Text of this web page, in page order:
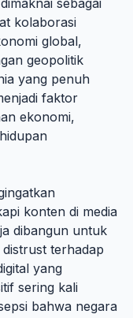
sebagai
kolaborasi
global,
geopolitik
yang penuh
faktor
ekonomi,
konten di media
dibangun untuk
terhadap
yang
sering kali
bahwa negara